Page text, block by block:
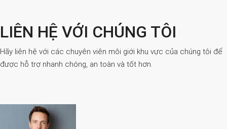
LIÊN HỆ VỚI CHÚNG TÔI
Hãy liên hệ với các chuyên viên môi giới khu vực của chúng tôi để
được hỗ trợ nhanh chóng, an toàn và tốt hơn.